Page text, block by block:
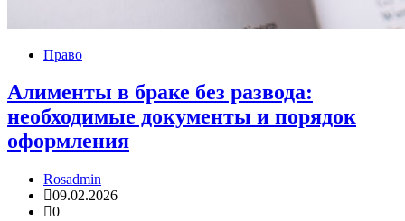
Право
Алименты в браке без развода:
необходимые документы и порядок
оформления
Rosadmin
09.02.2026
0